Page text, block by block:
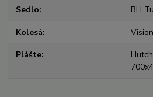
Sedlo BH
Kolesá
Plášte